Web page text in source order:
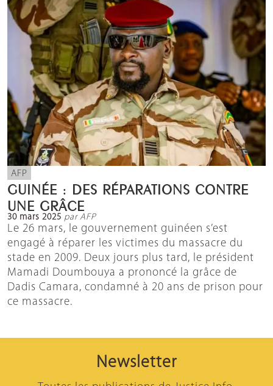
AFP
GUINÉE : DES RÉPARATIONS CONTRE
UNE GRÂCE
30 mars 2025 par AFP
Le 26 mars, le gouvernement guinéen s’est
engagé à réparer les victimes du massacre du
stade en 2009. Deux jours plus tard, le président
Mamadi Doumbouya a prononcé la grâce de
Dadis Camara, condamné à 20 ans de prison pour
ce massacre.
Newsletter